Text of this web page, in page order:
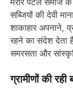
सब्जियों की देवी
शाकाहार अपनाने,
रहने का संदेश देता
समरसता और
ग्रामीणों की रही